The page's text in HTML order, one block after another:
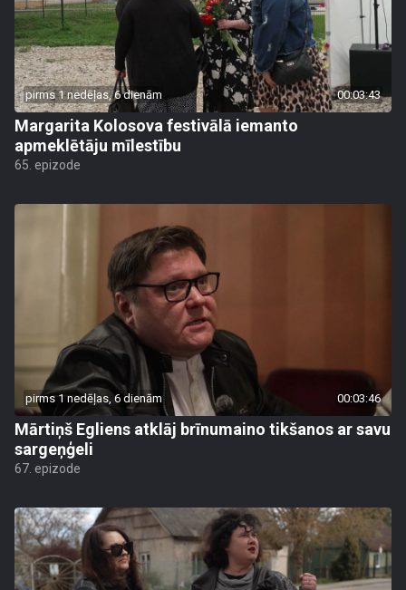
pirms 1 nedēļas, 6 dienām 00:03:43
Margarita Kolosova festivālā iemanto
apmeklētāju mīlestību
65. epizode
pirms 1 nedēļas, 6 dienām 00:03:46
Mārtiņš Egliens atklāj brīnumaino tikšanos ar savu
sargeņģeli
67. epizode